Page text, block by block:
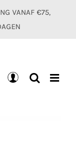
VANAF €75,